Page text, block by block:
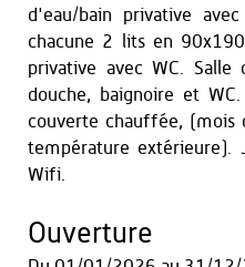
d'eau/bain privative
chacune 2 lits en
privative avec WC. Salle
douche, baignoire et WC.
couverte chauffée, (mois
température extérieure).
Wifi.
Ouverture